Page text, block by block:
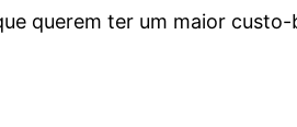
querem ter um maior